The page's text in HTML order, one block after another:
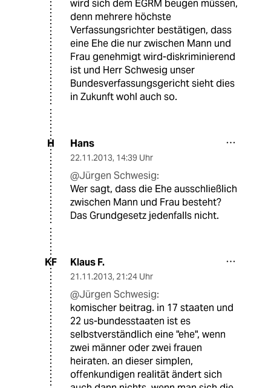
wird sich dem EGRM beugen müssen,
denn mehrere höchste
Verfassungsrichter bestätigen, dass
eine Ehe die nur zwischen Mann und
Frau genehmigt wird-diskriminierend
ist und Herr Schwesig unser
Bundesverfassungsgericht sieht dies
in Zukunft wohl auch so.
H Hans
22.11.2013, 14:39 Uhr
@Jürgen Schwesig:
Wer sagt, dass die Ehe ausschließlich
zwischen Mann und Frau besteht?
Das Grundgesetz jedenfalls nicht.
KF Klaus F.
21.11.2013, 21:24 Uhr
@Jürgen Schwesig:
komischer beitrag. in 17 staaten und
22 us-bundesstaaten ist es
selbstverständlich eine "ehe", wenn
zwei männer oder zwei frauen
heiraten. an dieser simplen,
offenkundigen realität ändert sich